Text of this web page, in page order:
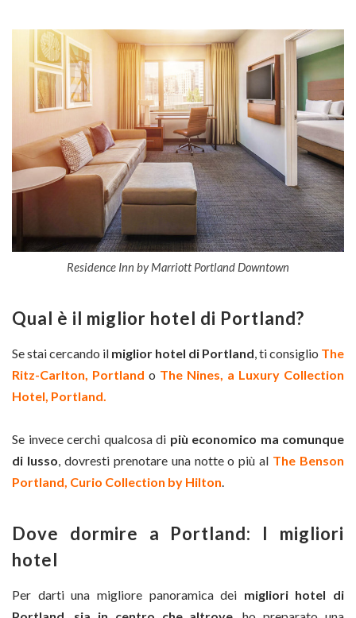
Residence Inn by Marriott Portland Downtown
Qual è il miglior hotel di Portland?
Se stai cercando il miglior hotel di Portland, ti consiglio The
Ritz-Carlton, Portland o The Nines, a Luxury Collection
Hotel, Portland.
Se invece cerchi qualcosa di più economico ma comunque
di lusso, dovresti prenotare una notte o più al The Benson
Portland, Curio Collection by Hilton.
Dove dormire a Portland: I migliori
hotel
Per darti una migliore panoramica dei migliori hotel di